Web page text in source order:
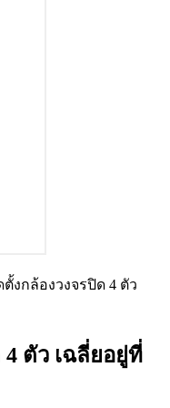
งกล้องวงจรปิด 4 ตัว
ตัว เฉลี่ยอยู่ที่